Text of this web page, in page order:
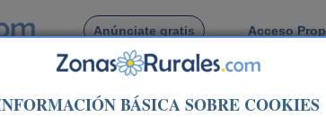
Anúnciate gratis Acceso
Busca por pueblo
BÁSICA SOBRE COOKIES